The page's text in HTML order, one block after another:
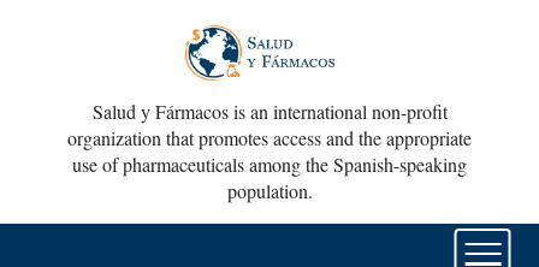
Salud y Fármacos is an international non-profit
organization that promotes access and the appropriate
use of pharmaceuticals among the Spanish-speaking
population.